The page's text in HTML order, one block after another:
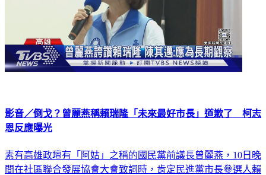
影音／倒戈？曾麗燕稱賴瑞隆「未來最好市長」道歉了 柯志
恩反應曝光
素有高雄政壇有「阿姑」之稱的國民黨前議長曾麗燕，10日晚
間在社區聯合發展協會大會致詞時，肯定民進黨市長參選人賴